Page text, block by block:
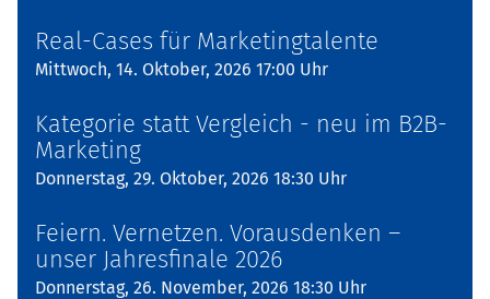
Real-Cases für Marketingtalente
Mittwoch, 14. Oktober, 2026 17:00 Uhr
Kategorie statt Vergleich - neu im B2B-
Marketing
Donnerstag, 29. Oktober, 2026 18:30 Uhr
Feiern. Vernetzen. Vorausdenken –
unser Jahresfinale 2026
Donnerstag, 26. November, 2026 18:30 Uhr